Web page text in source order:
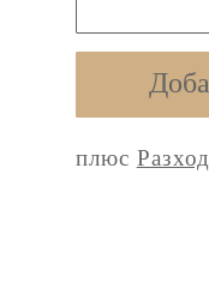
Aeropress
плюс